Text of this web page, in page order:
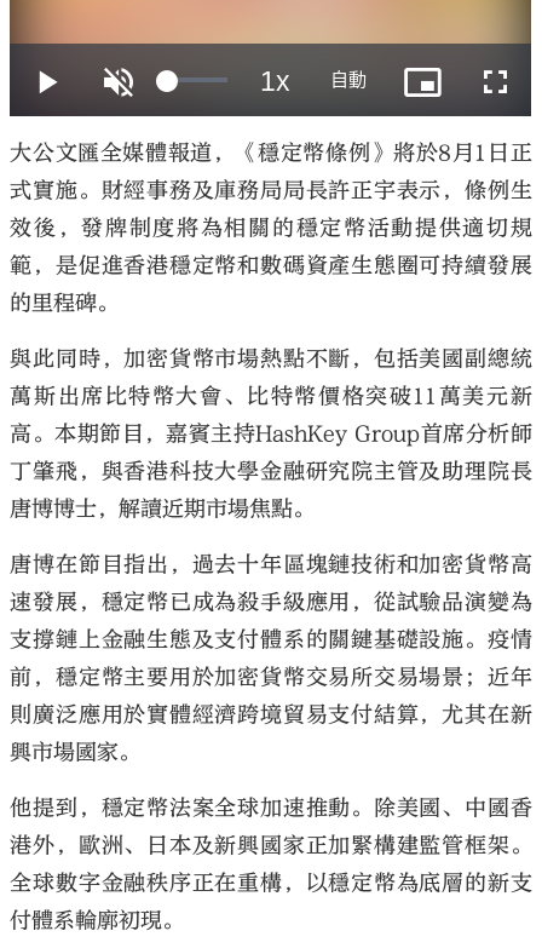
大公文匯
大公文匯全媒體報道，《穩定幣條例》將於8月1日正
式實施。財經事務及庫務局局長許正宇表示，條例生
效後，發牌制度將為相關的穩定幣活動提供適切規
範，是促進香港穩定幣和數碼資產生態圈可持續發展
的里程碑。
與此同時，加密貨幣市場熱點不斷，包括美國副總統
萬斯出席比特幣大會、比特幣價格突破11萬美元新
高。本期節目，嘉賓主持HashKey Group首席分析師
丁肇飛，與香港科技大學金融研究院主管及助理院長
唐博博士，解讀近期市場焦點。
唐博在節目指出，過去十年區塊鏈技術和加密貨幣高
速發展，穩定幣已成為殺手級應用，從試驗品演變為
支撐鏈上金融生態及支付體系的關鍵基礎設施。疫情
前，穩定幣主要用於加密貨幣交易所交易場景；近年
則廣泛應用於實體經濟跨境貿易支付結算，尤其在新
興市場國家。
他提到，穩定幣法案全球加速推動。除美國、中國香
港外，歐洲、日本及新興國家正加緊構建監管框架。
全球數字金融秩序正在重構，以穩定幣為底層的新支
付體系輪廓初現。